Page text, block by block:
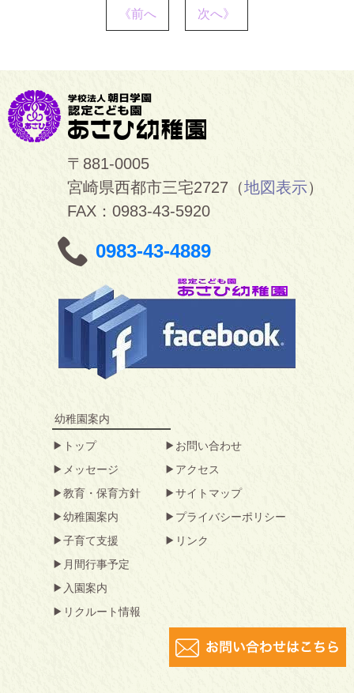
《前へ 次へ》
〒881-0005
宮崎県西都市三宅2727（地図表示）
FAX：0983-43-5920
0983-43-4889
幼稚園案内
トップ
メッセージ
教育・保育方針
幼稚園案内
子育て支援
月間行事予定
入園案内
リクルート情報
お問い合わせ
アクセス
サイトマップ
プライバシーポリシー
リンク